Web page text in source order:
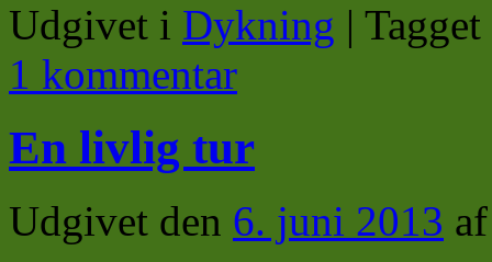
Udgivet i Dykning | Tagget
1 kommentar
En livlig tur
Udgivet den 6. juni 2013 af